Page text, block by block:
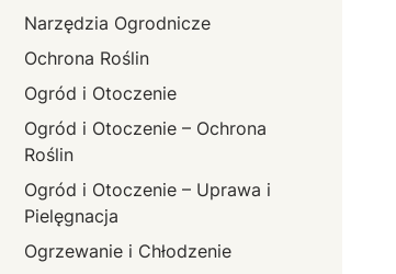
Narzędzia Ogrodnicze
Ochrona Roślin
Ogród i Otoczenie
Ogród i Otoczenie – Ochrona
Roślin
Ogród i Otoczenie – Uprawa i
Pielęgnacja
Ogrzewanie i Chłodzenie